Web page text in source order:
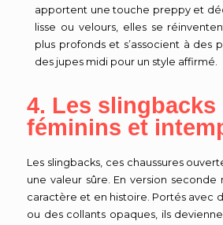
apportent une touche preppy et
lisse ou velours, elles se
plus profonds et s’associent à des
des jupes midi pour un style affirmé.
4. Les slingbacks
féminins et
Les slingbacks, ces chaussures
une valeur sûre. En version seconde
caractère et en histoire. Portés avec
ou des collants opaques, ils